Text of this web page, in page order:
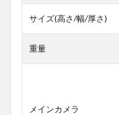
サイズ(高さ/幅/厚さ)
重量
メインカメラ